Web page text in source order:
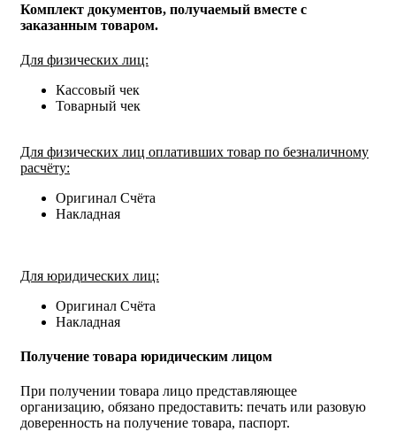
Комплект документов, получаемый вместе с
заказанным товаром.
Для физических лиц:
Кассовый чек
Товарный чек
Для физических лиц оплативших товар по безналичному
расчёту:
Оригинал Счёта
Накладная
Для юридических лиц:
Оригинал Счёта
Накладная
Получение товара юридическим лицом
При получении товара лицо представляющее
организацию, обязано предоставить: печать или разовую
доверенность на получение товара, паспорт.